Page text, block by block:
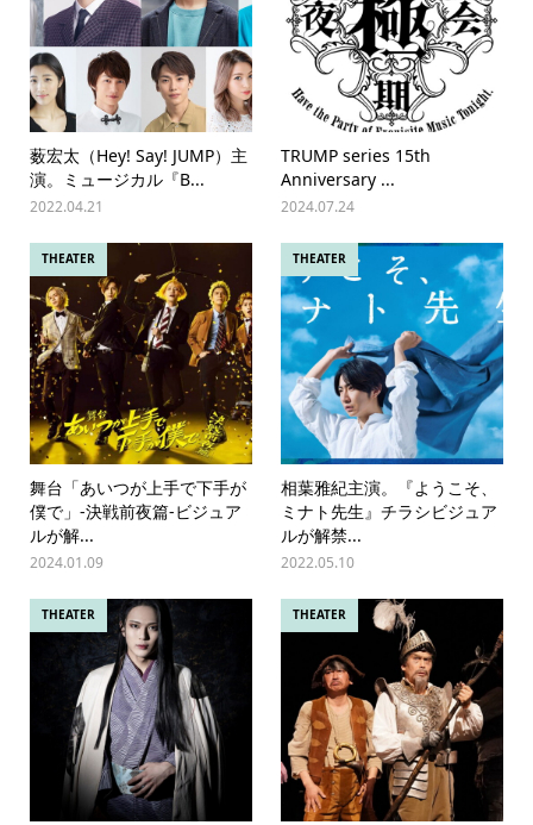
薮宏太（Hey! Say! JUMP）主
演。ミュージカル『B...
2022.04.21
TRUMP series 15th
Anniversary ...
2024.07.24
THEATER
舞台「あいつが上手で下手が
僕で」-決戦前夜篇-ビジュア
ルが解...
2024.01.09
THEATER
相葉雅紀主演。『ようこそ、
ミナト先生』チラシビジュア
ルが解禁...
2022.05.10
THEATER THEATER